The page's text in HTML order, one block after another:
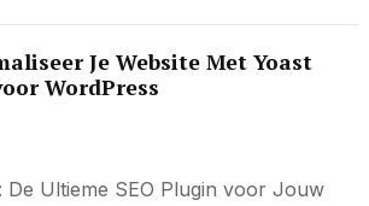
Je Website Met Yoast
WordPress
De Ultieme SEO Plugin voor Jouw